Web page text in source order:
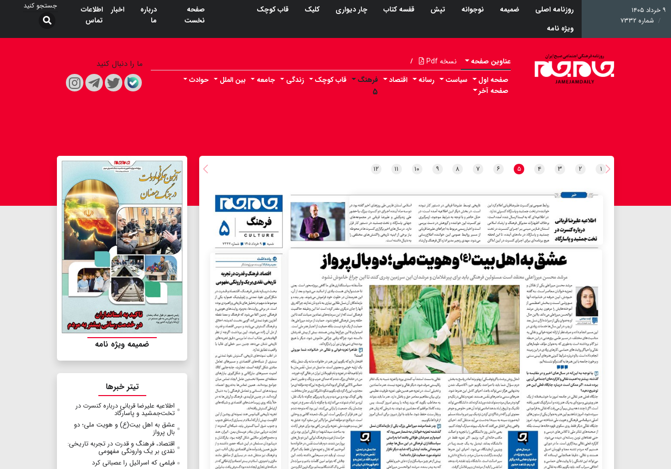
۹ خرداد ۱۴۰۵
شماره ۷۳۳۲
روزنامه اصلی ضمیمه نوجوانه تپش قفسه کتاب چار دیواری کلیک
قاب کوچک
ویژه نامه
صفحه
نخست
درباره
ما
اخبار
اطلاعات
تماس
عناوین صفحه نسخه Pdf /
صفحه اول سیاست رسانه اقتصاد فرهنگ
۵
قاب کوچک زندگی جامعه بین الملل
حوادث
صفحه آخر
ما را دنبال کنید
۱ ۲ ۳ ۴ ۵ ۶ ۷ ۸ ۹ ۱۰ ۱۱ ۱۲
ضمیمه ویژه نامه
تیتر خبرها
اطلاعیه علیرضا قربانی درباره کنسرت در
تخت‌جمشید و پاسارگاد
عشق به اهل بیت(ع) و هویت ملی؛ دو
بال پرواز
اقتصاد، فرهنگ و قدرت در تجربه تاریخی:
نقدی بر یک وارونگی مفهومی
فیلمی که اسرائیل را عصبانی کرد